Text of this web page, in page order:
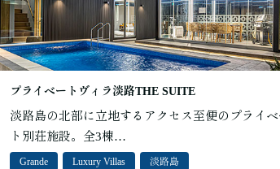
プライベートヴィラ淡路THE SUITE
淡路島の北部に立地するアクセス至便のプライベ
ト別荘施設。全3棟…
Grande Luxury Villas 淡路島